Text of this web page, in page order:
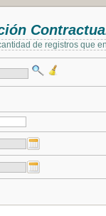
de registros que